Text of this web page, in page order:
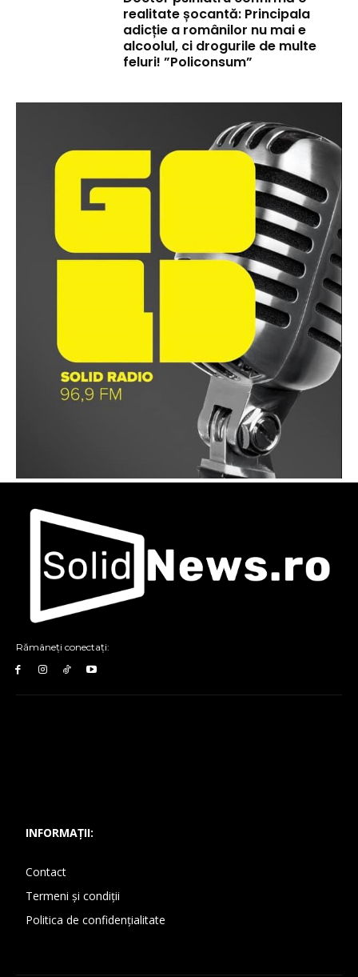
realitate șocantă: Principala
adicție a românilor nu mai e
alcoolul, ci drogurile de multe
feluri! ”Policonsum”
Rămâneți conectați:
INFORMAȚII:
Contact
Termeni și condiții
Politica de confidențialitate